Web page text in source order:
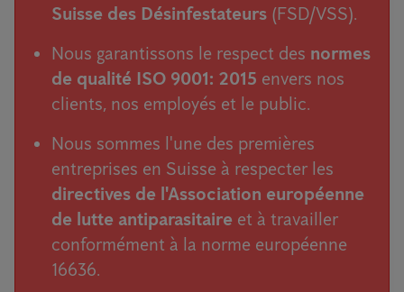
Suisse des Désinfestateurs (FSD/VSS).
Nous garantissons le respect des normes
de qualité ISO 9001: 2015 envers nos
clients, nos employés et le public.
Nous sommes l'une des premières
entreprises en Suisse à respecter les
directives de l'Association européenne
de lutte antiparasitaire et à travailler
conformément à la norme européenne
16636.